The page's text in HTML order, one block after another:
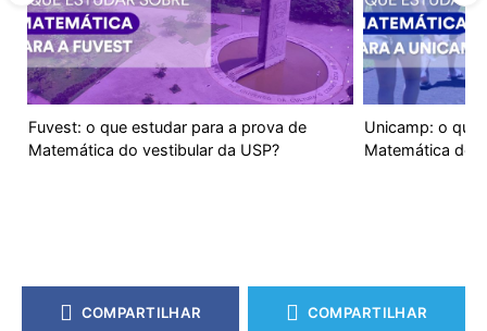
Fuvest: o que estudar para a prova de
Matemática do vestibular da USP?
Unicamp: o que
Matemática do
COMPARTILHAR COMPARTILHAR